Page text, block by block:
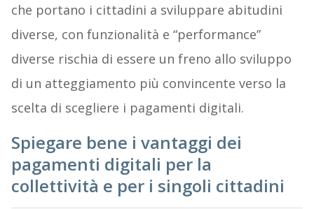
che portano i cittadini a sviluppare abitudini
diverse, con funzionalità e “performance”
diverse rischia di essere un freno allo sviluppo
di un atteggiamento più convincente verso la
scelta di scegliere i pagamenti digitali.
Spiegare bene i vantaggi dei
pagamenti digitali per la
collettività e per i singoli cittadini